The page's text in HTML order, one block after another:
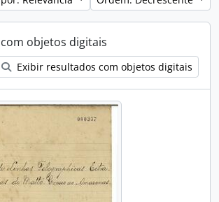
objetos digitais
Exibir resultados com objetos digitais